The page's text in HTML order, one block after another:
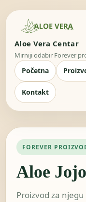
Aloe Vera Centar
Mirniji odabir Forever
Početna
Kontakt
FOREVER
Aloe
Proizvod za